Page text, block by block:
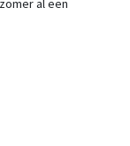
al een